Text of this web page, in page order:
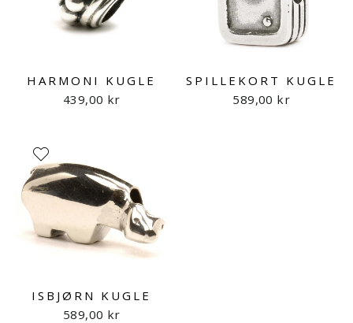
HARMONI KUGLE
439,00 kr
SPILLEKORT KUGLE
589,00 kr
ISBJØRN KUGLE
589,00 kr